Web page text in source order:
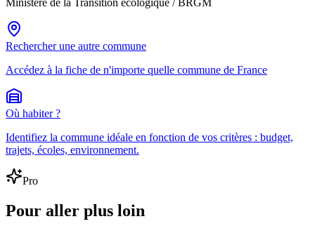
Ministère de la Transition écologique / BRGM
Rechercher une autre commune
Accédez à la fiche de n'importe quelle commune de France
Où habiter ?
Identifiez la commune idéale en fonction de vos critères : budget,
trajets, écoles, environnement.
Pro
Pour aller plus loin